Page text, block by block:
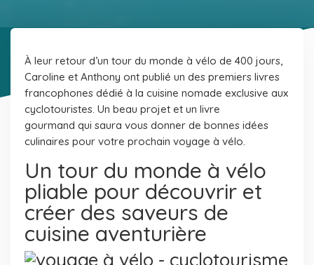
À leur retour d’un tour du monde à vélo de 400 jours,
Caroline et Anthony ont publié un des premiers livres
francophones dédié à la cuisine nomade exclusive aux
cyclotouristes. Un beau projet et un livre
gourmand qui saura vous donner de bonnes idées
culinaires pour votre prochain voyage à vélo.
Un tour du monde à vélo
pliable pour découvrir et
créer des saveurs de
cuisine aventurière